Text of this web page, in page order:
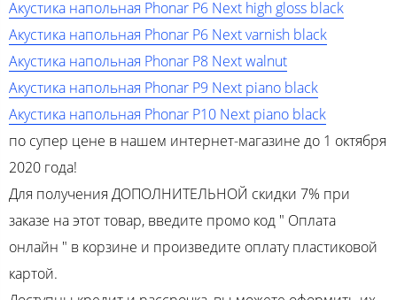
Акустика напольная Phonar P6 Next high gloss black
Акустика напольная Phonar P6 Next varnish black
Акустика напольная Phonar P8 Next walnut
Акустика напольная Phonar P9 Next piano black
Акустика напольная Phonar P10 Next piano black
по супер цене в нашем интернет-магазине до 1 октября
2020 года!
Для получения ДОПОЛНИТЕЛЬНОЙ скидки 7% при
заказе на этот товар, введите промо код " Оплата
онлайн " в корзине и произведите оплату пластиковой
картой.